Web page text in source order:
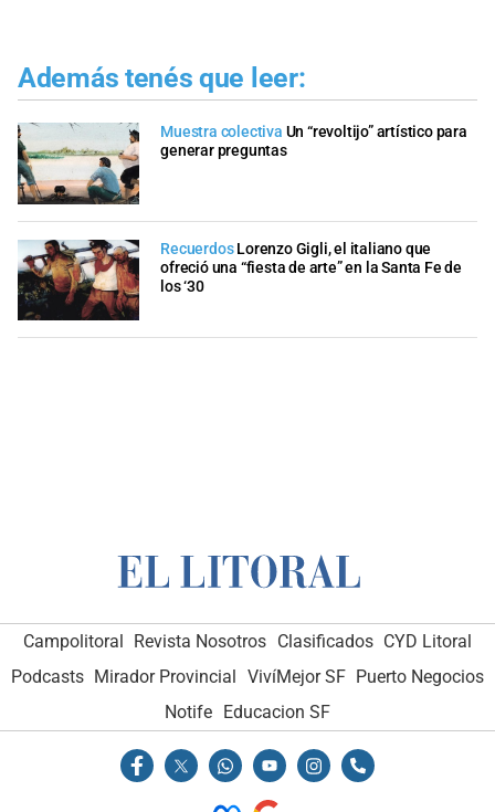
Además tenés que leer:
Muestra colectiva Un “revoltijo” artístico para
generar preguntas
Recuerdos Lorenzo Gigli, el italiano que
ofreció una “fiesta de arte” en la Santa Fe de
los ‘30
Campolitoral Revista Nosotros Clasificados CYD Litoral
Podcasts Mirador Provincial VivíMejor SF Puerto Negocios
Notife Educacion SF